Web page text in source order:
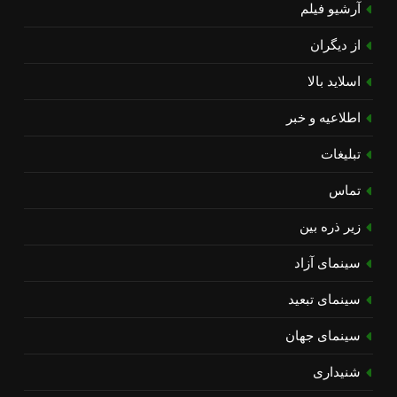
آرشیو فیلم
از دیگران
اسلاید بالا
اطلاعیه و خبر
تبلیغات
تماس
زیر ذره بین
سینمای آزاد
سینمای تبعید
سینمای جهان
شنیداری